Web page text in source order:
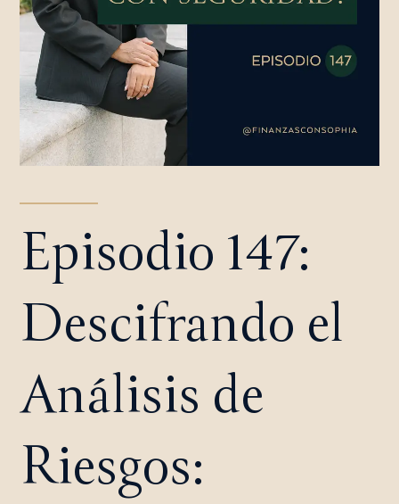
Episodio 147:
Descifrando el
Análisis de
Riesgos: